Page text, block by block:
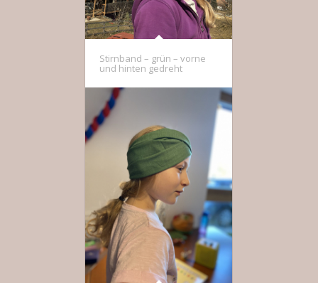
Stirnband – grün – vorne
und hinten gedreht